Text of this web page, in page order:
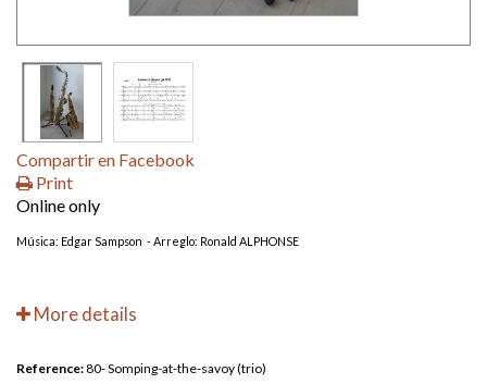
Compartir en Facebook
Print
Online only
Música: Edgar Sampson - Arreglo: Ronald ALPHONSE
More details
Reference:80- Somping-at-the-savoy (trio)